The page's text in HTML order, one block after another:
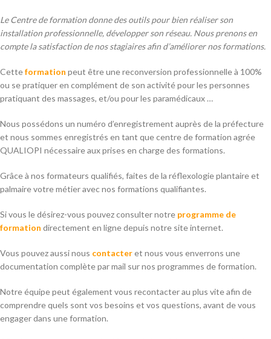
Le Centre de formation donne des outils pour bien réaliser son
installation professionnelle, développer son réseau. Nous prenons en
compte la satisfaction de nos stagiaires afin d’améliorer nos formations.
Cetteformation peut être une reconversion professionnelle à 100%
ou se pratiquer en complément de son activité pour les personnes
pratiquant des massages, et/ou pour les paramédicaux …
Nous possédons un numéro d’enregistrement auprès de la préfecture
et nous sommes enregistrés en tant que centre de formation agrée
QUALIOPI nécessaire aux prises en charge des formations.
Grâce à nos formateurs qualifiés, faites de la réflexologie plantaire et
palmaire votre métier avec nos formations qualifiantes.
Si vous le désirez-vous pouvez consulter notre programme de
formation directement en ligne depuis notre site internet.
Vous pouvez aussi nous contacteret nous vous enverrons une
documentation complète par mail sur nos programmes de formation.
Notre équipe peut également vous recontacter au plus vite afin de
comprendre quels sont vos besoins et vos questions, avant de vous
engager dans une formation.